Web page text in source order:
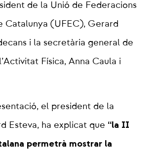
de la Unió de Federacions
Catalunya (UFEC), Gerard
i la secretària general de
Física, Anna Caula i
el president de la
Esteva, ha explicat que “la II
permetrà mostrar la